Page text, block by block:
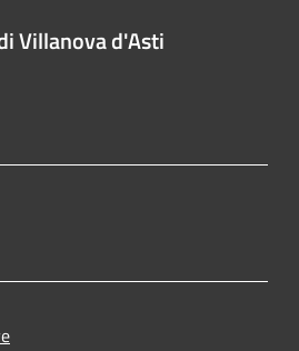
Villanova d'Asti